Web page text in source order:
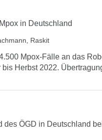
in Deutschland
Raskit
Mpox-Fälle an das
Herbst 2022.
des ÖGD in Deutschland